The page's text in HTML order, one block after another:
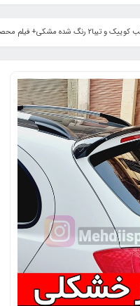
تیبا2 رنگ شده مشکی+ فیلم محصول